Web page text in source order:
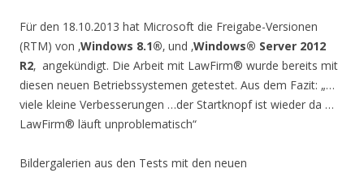
Für den 18.10.2013 hat Microsoft die Freigabe-Versionen
(RTM) von ‚Windows 8.1®‚ und ‚Windows® Server 2012
R2‚ angekündigt. Die Arbeit mit LawFirm® wurde bereits mit
diesen neuen Betriebssystemen getestet. Aus dem Fazit: „…
viele kleine Verbesserungen …der Startknopf ist wieder da …
LawFirm® läuft unproblematisch“
Bildergalerien aus den Tests mit den neuen